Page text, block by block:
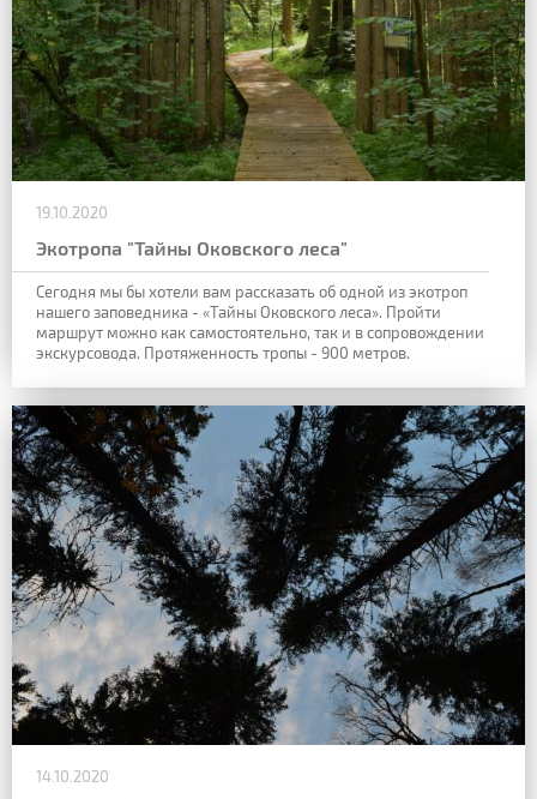
19.10.2020
Экотропа "Тайны Оковского леса"
Сегодня мы бы хотели вам рассказать об одной из экотроп
нашего заповедника - «Тайны Оковского леса». Пройти
маршрут можно как самостоятельно, так и в сопровождении
экскурсовода. Протяженность тропы - 900 метров.
14.10.2020